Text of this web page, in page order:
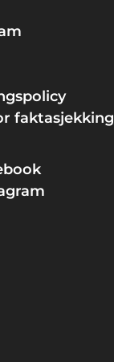
faktasjekking